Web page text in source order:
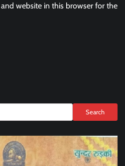
website in this browser for the
Search